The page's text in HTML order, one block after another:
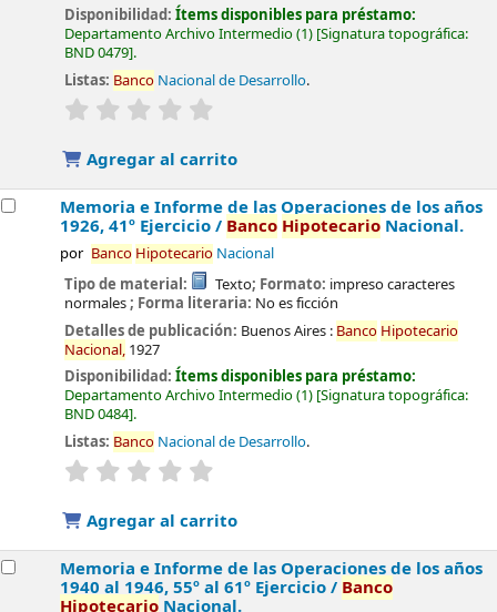
Disponibilidad:Ítems disponibles para préstamo:
Departamento Archivo Intermedio(1) Signatura topográfica:
BND 0479 .
Listas: Banco Nacional de Desarrollo.
valoración
Agregar al carrito
Memoria e Informe de las Operaciones de los años
1926, 41º Ejercicio / Banco Hipotecario Nacional.
por Banco HipotecarioNacional
Tipo de material: Texto; Formato: impreso caracteres
normales; Forma literaria: No es ficción
Detalles de publicación: Buenos Aires : Banco Hipotecario
Nacional, 1927
Disponibilidad:Ítems disponibles para préstamo:
Departamento Archivo Intermedio(1) Signatura topográfica:
BND 0484 .
Listas: Banco Nacional de Desarrollo.
valoración
Agregar al carrito
Memoria e Informe de las Operaciones de los años
1940 al 1946, 55º al 61º Ejercicio / Banco
Hipotecario Nacional.